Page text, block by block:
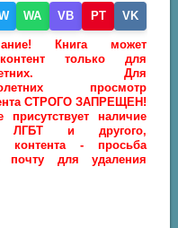
WA VB PT VK
Книга может
только для
Для
просмотр
СТРОГО ЗАПРЕЩЕН!
наличие
ЛГБТ и другого,
контента - просьба
почту для удаления